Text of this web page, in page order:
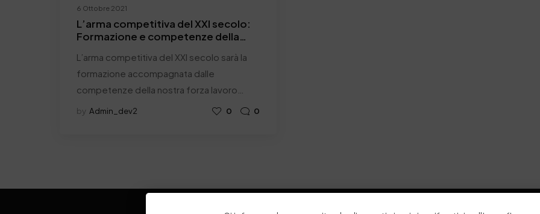
6 Ottobre 2021
L’arma competitiva del XXI secolo:
Formazione e competenze della
L’arma competitiva del XXI secolo sarà la
formazione accompagnata dalle
competenze della nostra forza lavoro…
by Admin_dev2 0 0